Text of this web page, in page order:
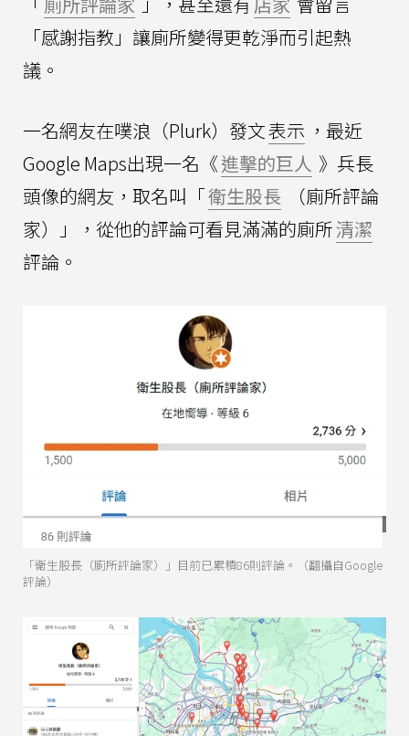
「感謝指教」讓廁所變得更乾淨而引起熱
議。
一名網友在噗浪（Plurk）發文表示 ，最近
Google Maps出現一名《進擊的巨人 》兵長
頭像的網友，取名叫「衛生股長
（廁所評論
家）」，從他的評論可看見滿滿的廁所清潔
評論。
「衛生股長（廁所評論家）」目前已累積86則評論。（翻攝自Google
評論）